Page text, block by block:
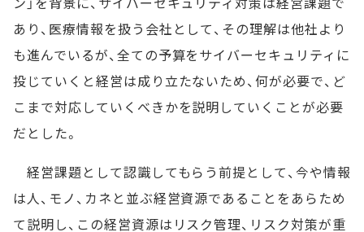
あり、医療情報を扱う会社として、その理解は他社より
も進んでいるが、全ての予算をサイバーセキュリティに
投じていくと経営は成り立たないため、何が必要で、ど
こまで対応していくべきかを説明していくことが必要
だとした。
経営課題として認識してもらう前提として、今や情報
は人、モノ、カネと並ぶ経営資源であることをあらため
て説明し、この経営資源はリスク管理、リスク対策が重